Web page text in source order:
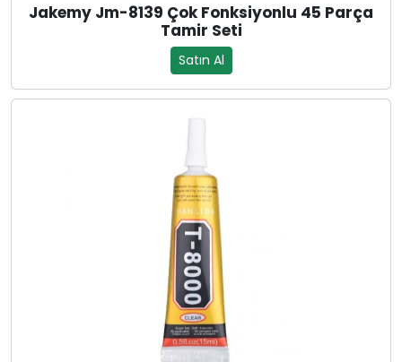
Jakemy Jm-8139 Çok Fonksiyonlu 45 Parça
Tamir Seti
Satın Al